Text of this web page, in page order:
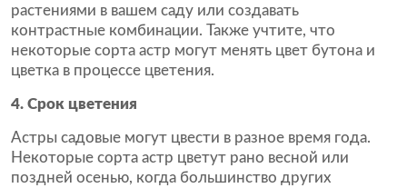
растениями в вашем саду или создавать
контрастные комбинации. Также учтите, что
некоторые сорта астр могут менять цвет бутона и
цветка в процессе цветения.
4. Срок цветения
Астры садовые могут цвести в разное время года.
Некоторые сорта астр цветут рано весной или
поздней осенью, когда большинство других